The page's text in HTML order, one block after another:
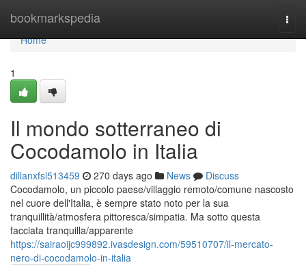
bookmarkspedia
Home
Home
1
Il mondo sotterraneo di
Cocodamolo in Italia
dillanxfsl513459 270 days ago News
Discuss
Cocodamolo, un piccolo paese/villaggio remoto/comune nascosto
nel cuore dell'Italia, è sempre stato noto per la sua
tranquillità/atmosfera pittoresca/simpatia. Ma sotto questa
facciata tranquilla/apparente
https://sairaoijc999892.ivasdesign.com/59510707/il-mercato-
nero-di-cocodamolo-in-italia